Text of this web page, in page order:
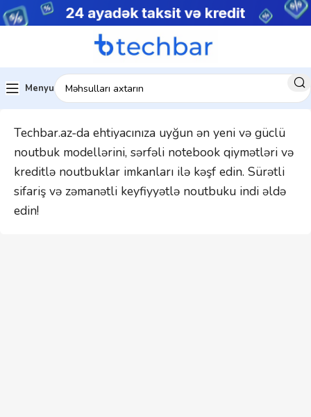
Menyu
Techbar.az-da ehtiyacınıza uyğun ən yeni və güclü
noutbuk modellərini, sərfəli notebook qiymətləri və
kreditlə noutbuklar imkanları ilə kəşf edin. Sürətli
sifariş və zəmanətli keyfiyyətlə noutbuku indi əldə
edin!